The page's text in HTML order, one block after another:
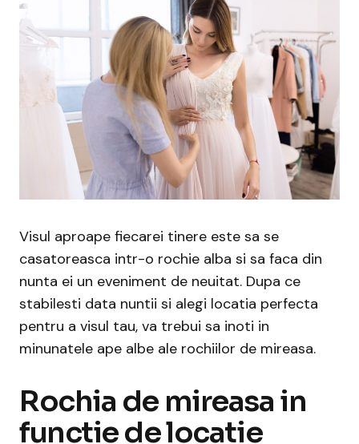
Visul aproape fiecarei tinere este sa se
casatoreasca intr-o rochie alba si sa faca din
nunta ei un eveniment de neuitat. Dupa ce
stabilesti data nuntii si alegi locatia perfecta
pentru a visul tau, va trebui sa inoti in
minunatele ape albe ale rochiilor de mireasa.
Rochia de mireasa in
functie de locatie